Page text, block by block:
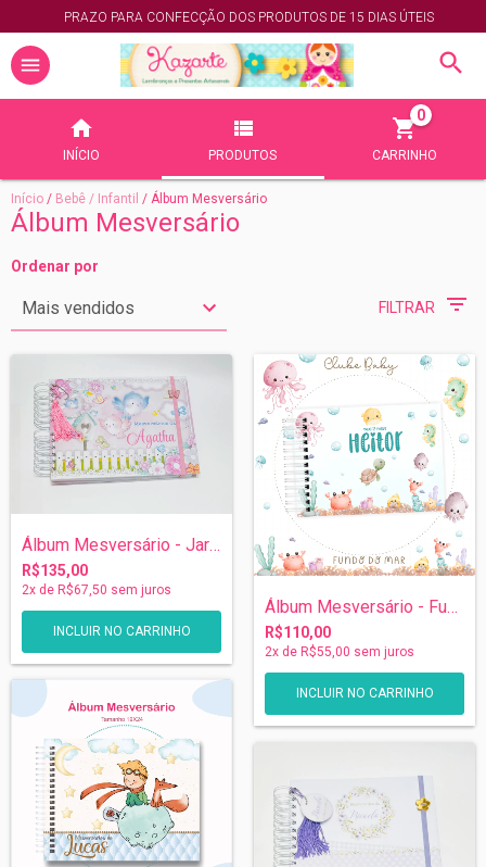
PRAZO PARA CONFECÇÃO DOS PRODUTOS DE 15 DIAS ÚTEIS
INÍCIO PRODUTOS CARRINHO
0
Início / Bebê / Infantil / Álbum Mesversário
Álbum Mesversário
Ordenar por
FILTRAR
Álbum Mesversário - Jardim
R$135,00
2x de R$67,50 sem juros
Álbum Mesversário - Fundo do Mar
R$110,00
2x de R$55,00 sem juros
INCLUIR NO CARRINHO